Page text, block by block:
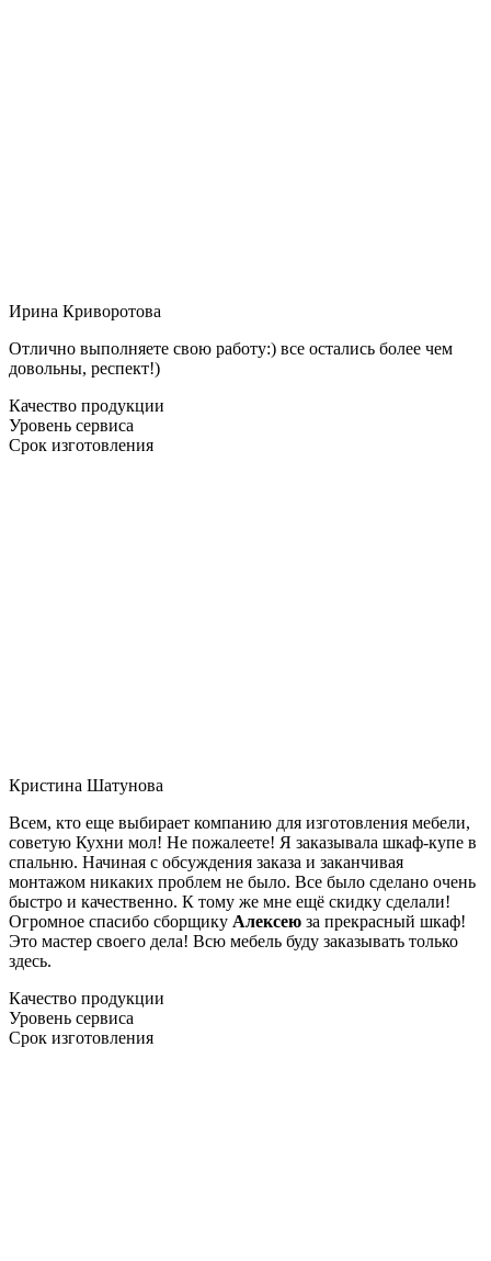
Ирина Криворотова
Отлично выполняете свою работу:) все остались более чем
довольны, респект!)
Качество продукции
Уровень сервиса
Срок изготовления
Кристина Шатунова
Всем, кто еще выбирает компанию для изготовления мебели,
советую Кухни мол! Не пожалеете! Я заказывала шкаф-купе в
спальню. Начиная с обсуждения заказа и заканчивая
монтажом никаких проблем не было. Все было сделано очень
быстро и качественно. К тому же мне ещё скидку сделали!
Огромное спасибо сборщику Алексею за прекрасный шкаф!
Это мастер своего дела! Всю мебель буду заказывать только
здесь.
Качество продукции
Уровень сервиса
Срок изготовления